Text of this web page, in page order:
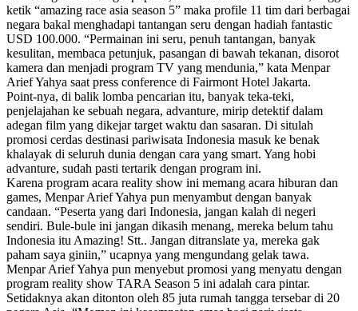
ketik “amazing race asia season 5” maka profile 11 tim dari berbagai
negara bakal menghadapi tantangan seru dengan hadiah fantastic
USD 100.000. “Permainan ini seru, penuh tantangan, banyak
kesulitan, membaca petunjuk, pasangan di bawah tekanan, disorot
kamera dan menjadi program TV yang mendunia,” kata Menpar
Arief Yahya saat press conference di Fairmont Hotel Jakarta.
Point-nya, di balik lomba pencarian itu, banyak teka-teki,
penjelajahan ke sebuah negara, advanture, mirip detektif dalam
adegan film yang dikejar target waktu dan sasaran. Di situlah
promosi cerdas destinasi pariwisata Indonesia masuk ke benak
khalayak di seluruh dunia dengan cara yang smart. Yang hobi
advanture, sudah pasti tertarik dengan program ini.
Karena program acara reality show ini memang acara hiburan dan
games, Menpar Arief Yahya pun menyambut dengan banyak
candaan. “Peserta yang dari Indonesia, jangan kalah di negeri
sendiri. Bule-bule ini jangan dikasih menang, mereka belum tahu
Indonesia itu Amazing! Stt.. Jangan ditranslate ya, mereka gak
paham saya giniin,” ucapnya yang mengundang gelak tawa.
Menpar Arief Yahya pun menyebut promosi yang menyatu dengan
program reality show TARA Season 5 ini adalah cara pintar.
Setidaknya akan ditonton oleh 85 juta rumah tangga tersebar di 20